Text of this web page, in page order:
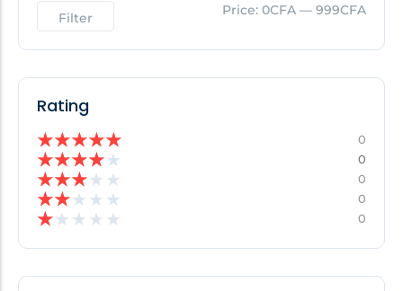
No Posts Found!
Filter Price: 0CFA — 999CFA
Rating
★★★★★ 0
★★★★★ 0
★★★★ ★ 0
★★★ ★ ★ 0
★★ ★ ★ ★ 0